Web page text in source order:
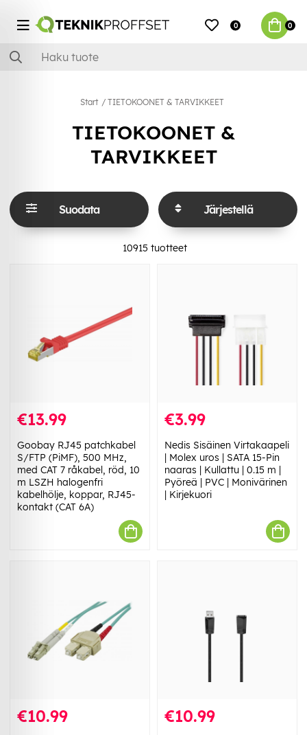
0 0
Start TIETOKOONET & TARVIKKEET
TIETOKOONET &
TARVIKKEET
Suodata Järjestellä
10915 tuotteet
€13.99
Goobay RJ45 patchkabel
S/FTP (PiMF), 500 MHz,
med CAT 7 råkabel, röd, 10
m LSZH halogenfri
kabelhölje, koppar, RJ45-
kontakt (CAT 6A)
€3.99
Nedis Sisäinen Virtakaapeli
| Molex uros | SATA 15-Pin
naaras | Kullattu | 0.15 m |
Pyöreä | PVC | Monivärinen
| Kirjekuori
€10.99 €10.99